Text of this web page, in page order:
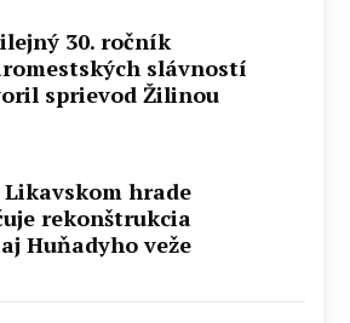
30. ročník
slávností
sprievod Žilinou
Likavskom hrade
rekonštrukcia
Huňadyho veže